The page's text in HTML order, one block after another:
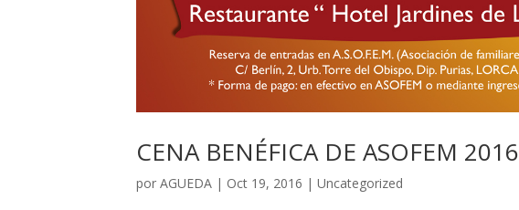
CENA BENÉFICA DE ASOFEM 2016
porAGUEDA | Oct 19, 2016 |Uncategorized